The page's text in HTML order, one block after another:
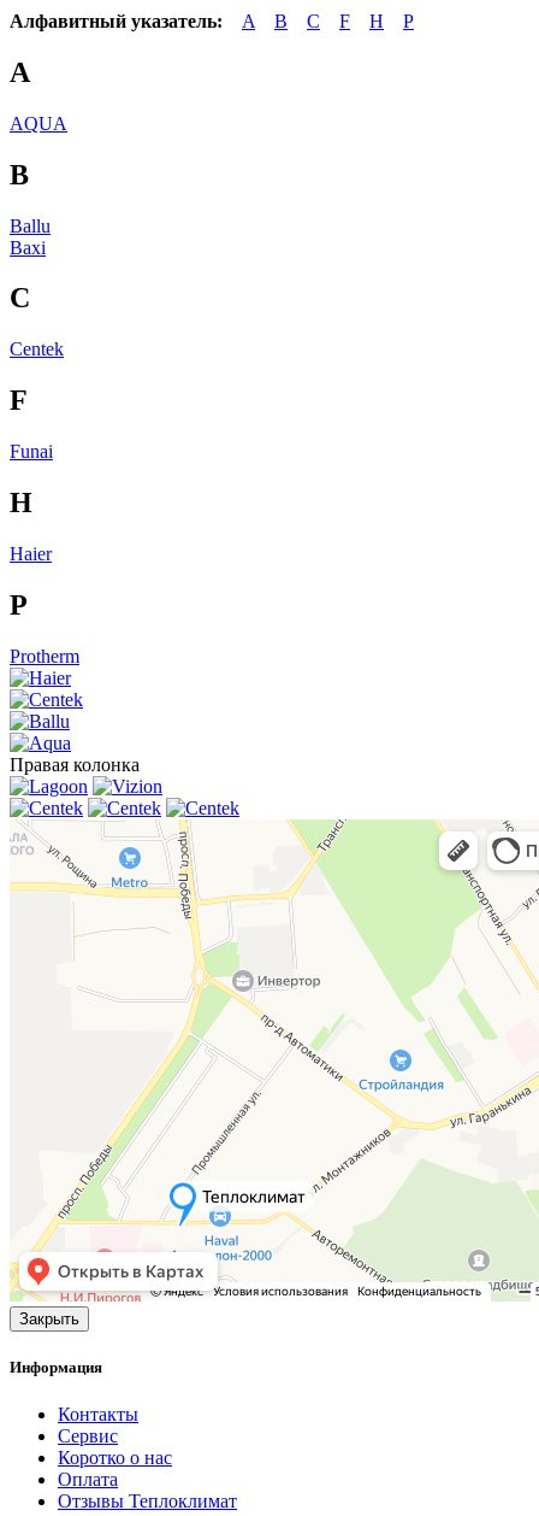
Алфавитный указатель: A B C F H P
A
AQUA
B
Ballu
Baxi
C
Centek
F
Funai
H
Haier
P
Protherm
Правая колонка
Закрыть
Информация
Контакты
Сервис
Коротко о нас
Оплата
Отзывы Теплоклимат